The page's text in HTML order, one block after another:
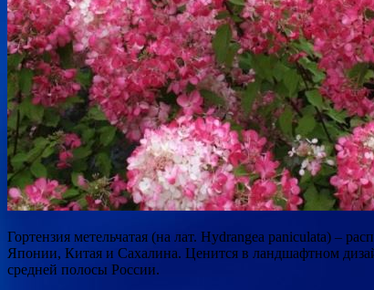
Гортензия метельчатая (на лат. Hydrangea paniculata) –
Японии, Китая и Сахалина. Ценится в ландшафтном
средней полосы России.